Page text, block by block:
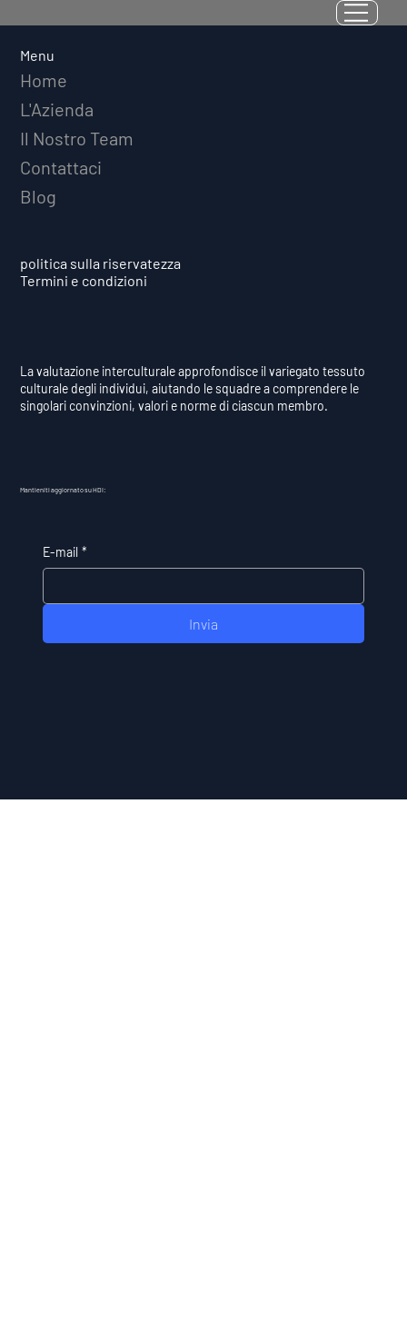
Misurabile: Perché il Quoziente di
Menu
Home
L'Azienda
Il Nostro Team
Contattaci
Blog
politica sulla riservatezza
Termini e condizioni
La valutazione interculturale approfondisce il variegato tessuto
culturale degli individui, aiutando le squadre a comprendere le
singolari convinzioni, valori e norme di ciascun membro.
Mantieniti aggiornato su HDI:
E-mail *
Invia